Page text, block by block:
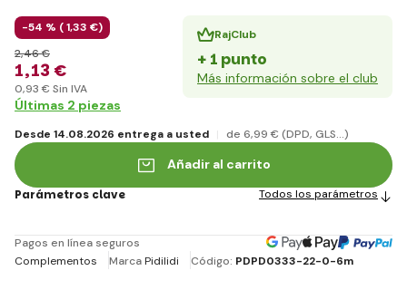
-54 % (1,33 €)
1,13 €
2,46 €
0,93 € Sin IVA
RajClub
+ 1 punto
Más información sobre el club
Últimas 2 piezas
Desde 14.08.2026 entrega a usted de 6,99 € (DPD, GLS...)
Añadir al carrito
Parámetros clave Todos los parámetros
Pagos en línea seguros
Complementos
MarcaPidilidi Código: PDPD0333-22-0-6m